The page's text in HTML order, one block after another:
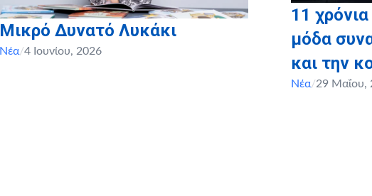
Μικρό Δυνατό Λυκάκι
Νέα/4 Ιουνίου, 2026
11
μόδα
και την
Νέα/29 Μαΐου,